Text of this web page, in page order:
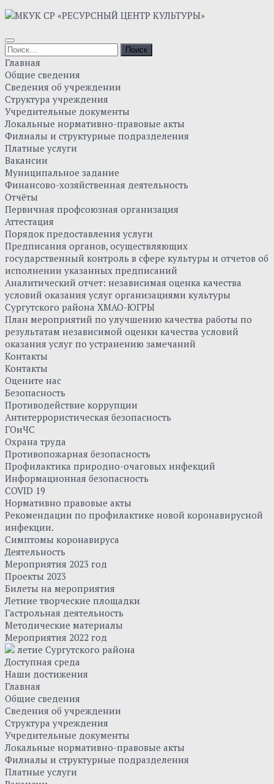
Главная
Общие сведения
Сведения об учреждении
Структура учреждения
Учредительные документы
Локальные нормативно-правовые акты
Филиалы и структурные подразделения
Платные услуги
Вакансии
Муниципальное задание
Финансово-хозяйственная деятельность
Отчёты
Первичная профсоюзная организация
Аттестация
Порядок предоставления услуги
Предписания органов, осуществляющих
государственный контроль в сфере культуры и отчетов об
исполнении указанных предписаний
Аналитический отчет: независимая оценка качества
условий оказания услуг организациями культуры
Сургутского района ХМАО-ЮГРЫ
План мероприятий по улучшению качества работы по
результатам независимой оценки качества условий
оказания услуг по устранению замечаний
Контакты
Контакты
Оцените нас
Безопасность
Противодействие коррупции
Антитеррористическая безопасность
ГОиЧС
Охрана труда
Противопожарная безопасность
Профилактика природно-очаговых инфекций
Информационная безопасность
COVID 19
Нормативно правовые акты
Рекомендации по профилактике новой коронавирусной
инфекции.
Симптомы коронавируса
Деятельность
Мероприятия 2023 год
Проекты 2023
Билеты на мероприятия
Летние творческие площадки
Гастрольная деятельность
Методические материалы
Мероприятия 2022 год
летие Сургутского района
Доступная среда
Наши достижения
Главная
Общие сведения
Сведения об учреждении
Структура учреждения
Учредительные документы
Локальные нормативно-правовые акты
Филиалы и структурные подразделения
Платные услуги